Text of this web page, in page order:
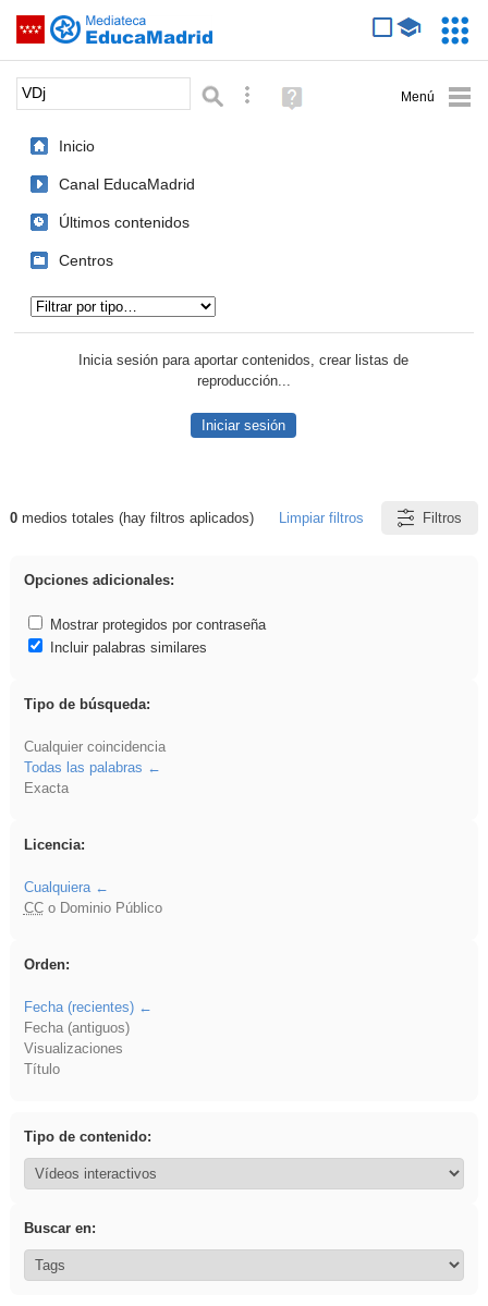
Saltar navegación
Palabra o frase: Búsqueda avanzada
Ayuda
(en
Inicio
Canal EducaMadrid
Últimos contenidos
Centros
Inicia sesión para aportar contenidos, crear listas de
reproducción...
Iniciar sesión
Resultados de: VDj
0medios totales (hay filtros aplicados) Limpiar filtros Filtros
Opciones adicionales:
Mostrar protegidos por contraseña
Incluir palabras similares
Tipo de búsqueda:
Cualquier coincidencia
Todas las palabras
Exacta
Licencia:
Cualquiera
CCo Dominio Público
Orden:
Fecha (recientes)
Fecha (antiguos)
Visualizaciones
Título
Tipo de contenido:
Buscar en: